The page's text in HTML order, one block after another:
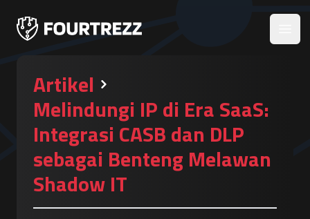
Artikel
Melindungi IP di Era SaaS:
Integrasi CASB dan DLP
sebagai Benteng Melawan
Shadow IT